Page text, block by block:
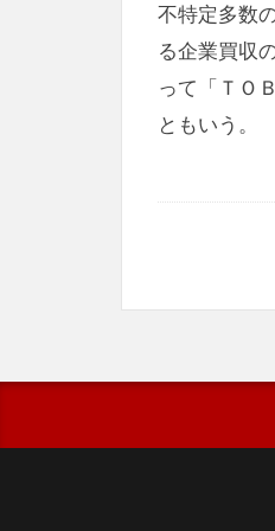
不特定多数
る企業買収
って「ＴＯ
ともいう。